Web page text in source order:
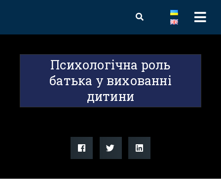
Психологічна роль
батька у вихованні
дитини